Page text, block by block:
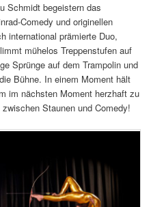
Schmidt begeistern das
Comedy und originellen
international prämierte Duo,
mühelos Treppenstufen auf
Sprünge auf dem Trampolin und
Bühne. In einem Moment hält
im nächsten Moment herzhaft zu
Staunen und Comedy!